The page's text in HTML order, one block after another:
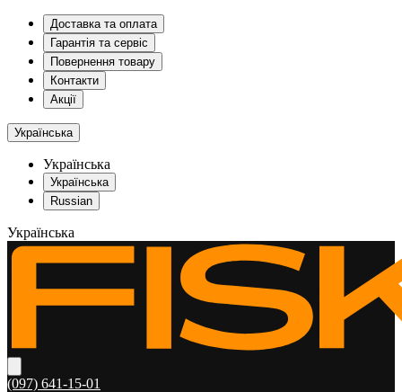
Доставка та оплата
Гарантія та сервіс
Повернення товару
Контакти
Акції
Українська
Українська
Українська
Russian
Українська
(097) 641-15-01